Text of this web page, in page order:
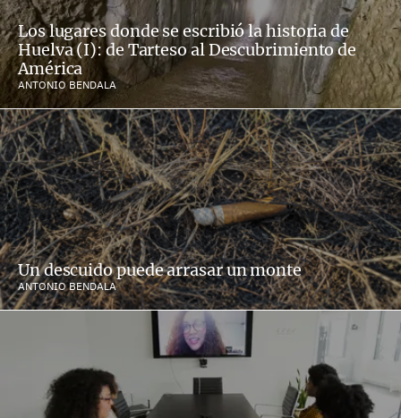
Los lugares donde se escribió la historia de
Huelva (I): de Tarteso al Descubrimiento de
América
ANTONIO BENDALA
Un descuido puede arrasar un monte
ANTONIO BENDALA